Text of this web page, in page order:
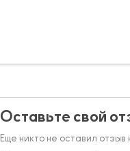
Оставьте свой
Еще никто не оставил